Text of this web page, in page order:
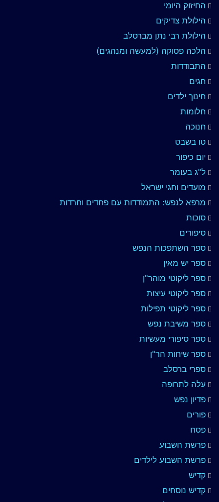
החיזוק היומי
הילולת צדיקים
הילולת רבי נתן מברסלב
הלכה פסוקה (למעשה ומנהגים)
התבודדות
חגים
חינוך ילדים
חלומות
חנוכה
טו בשבט
יום כיפור
ל"ג בעומר
מועדים וחגי ישראל
מרפא לנפש: התמודדות עם פחדים וחרדות
סוכות
סיפורים
ספר השתפכות הנפש
ספר יש מאין
ספר ליקוטי מוהר"ן
ספר ליקוטי עיצות
ספר ליקוטי תפילות
ספר משיבת נפש
ספר סיפורי מעשיות
ספר שיחות הר"ן
ספרי ברסלב
עלה לתרופה
פדיון נפש
פורים
פסח
פרשת השבוע
פרשת השבוע לילדים
קדיש
קדיש נוסחים